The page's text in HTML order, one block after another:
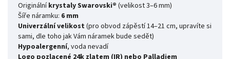
Originálníkrystaly Swarovski® (velikost 3–6 mm)
Šíře náramku: 6 mm
Univerzální velikost(pro obvod zápěstí 14–21 cm, upravíte si
sami, dle toho jak Vám náramek bude sedět)
Hypoalergenní, voda nevadí